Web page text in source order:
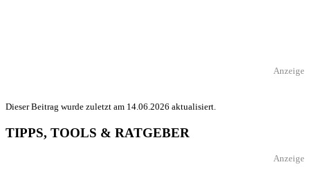
Anzeige
Dieser Beitrag wurde zuletzt am 14.06.2026 aktualisiert.
TIPPS, TOOLS & RATGEBER
Anzeige